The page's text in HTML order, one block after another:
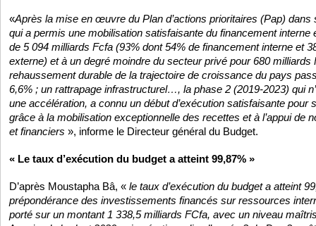
«Après la mise en œuvre du Plan d’actions prioritaires (Pap) dans
qui a permis une mobilisation satisfaisante du financement interne
de 5 094 milliards Fcfa (93% dont 54% de financement interne et
externe) et à un degré moindre du secteur privé pour 680 milliards
rehaussement durable de la trajectoire de croissance du pays
6,6% ; un rattrapage infrastructurel…, la phase 2 (2019-2023) qui
une accélération, a connu un début d’exécution satisfaisante pour
grâce à la mobilisation exceptionnelle des recettes et à l’appui de
et financiers», informe le Directeur général du Budget.
« Le taux d’exécution du budget a atteint 99,87% »
D’après Moustapha Bâ, «le taux d’exécution du budget a atteint
prépondérance des investissements financés sur ressources
porté sur un montant 1 338,5 milliards FCfa, avec un niveau